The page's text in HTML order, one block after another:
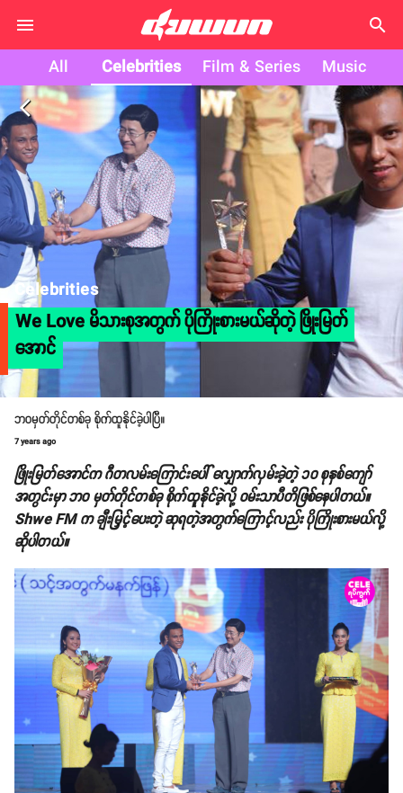
search
All Celebrities Film & Series Music
arrow_back_ios
Celebrities
We Love မိသားစုအတွက် ပိုကြိုးစားမယ်ဆိုတဲ့ ဖြိုးမြတ်
အောင်
ဘဝမှတ်တိုင်တစ်ခု စိုက်ထူနိုင်ခဲ့ပါပြီ။
7 years ago
ဖြိုးမြတ်အောင်က ဂီတလမ်းကြောင်းပေါ် လျှောက်လှမ်းခဲ့တဲ့ ၁၀ စုနှစ်ကျော်
အတွင်းမှာ ဘဝ မှတ်တိုင်တစ်ခု စိုက်ထူနိုင်ခဲ့လို့ ဝမ်းသာပီတိဖြစ်နေပါတယ်။
Shwe FM က ချီးမြှင့်ပေးတဲ့ ဆုရတဲ့အတွက်ကြောင့်လည်း ပိုကြိုးစားမယ်လို့
ဆိုပါတယ်။